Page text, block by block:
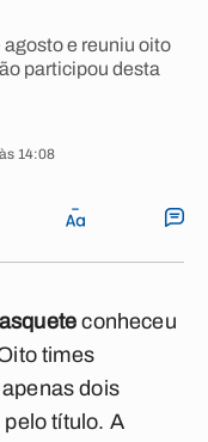
e reuniu oito
participou desta
14:08
conheceu
times
dois
título. A